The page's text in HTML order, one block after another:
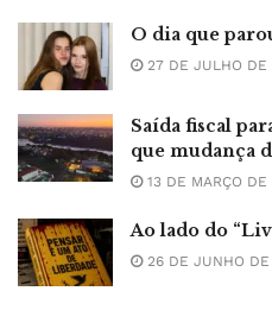
O dia que
27 DE JULHO DE
Saída fiscal
que mudança
13 DE MARÇO DE
Ao lado do
26 DE JUNHO